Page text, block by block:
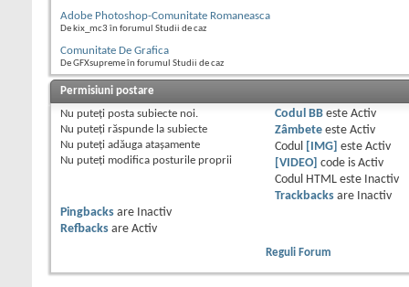
Adobe Photoshop-Comunitate Romaneasca
De kix_mc3 în forumul Studii de caz
Comunitate De Grafica
De GFXsupreme în forumul Studii de caz
Permisiuni postare
Nu puteţi posta subiecte noi.
Nu puteţi răspunde la subiecte
Nu puteţi adăuga ataşamente
Nu puteţi modifica posturile proprii
Codul BBeste Activ
Zâmbeteeste Activ
Codul
[IMG] este Activ
[VIDEO] code is Activ
Codul HTML este
Inactiv
Trackbacksare
Inactiv
Pingbacks are
Inactiv
Refbacks are Activ
Reguli Forum